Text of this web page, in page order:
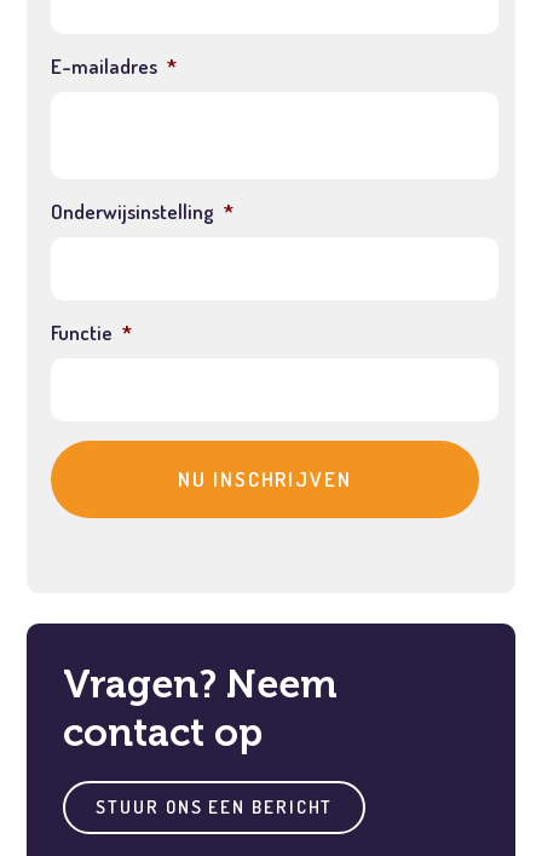
E-mailadres *
Onderwijsinstelling *
Functie *
Vragen? Neem
contact op
STUUR ONS EEN BERICHT